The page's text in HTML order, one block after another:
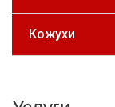
Кожухи